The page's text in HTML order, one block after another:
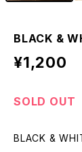
BLACK &
¥1,200
SOLD OUT
BLACK &